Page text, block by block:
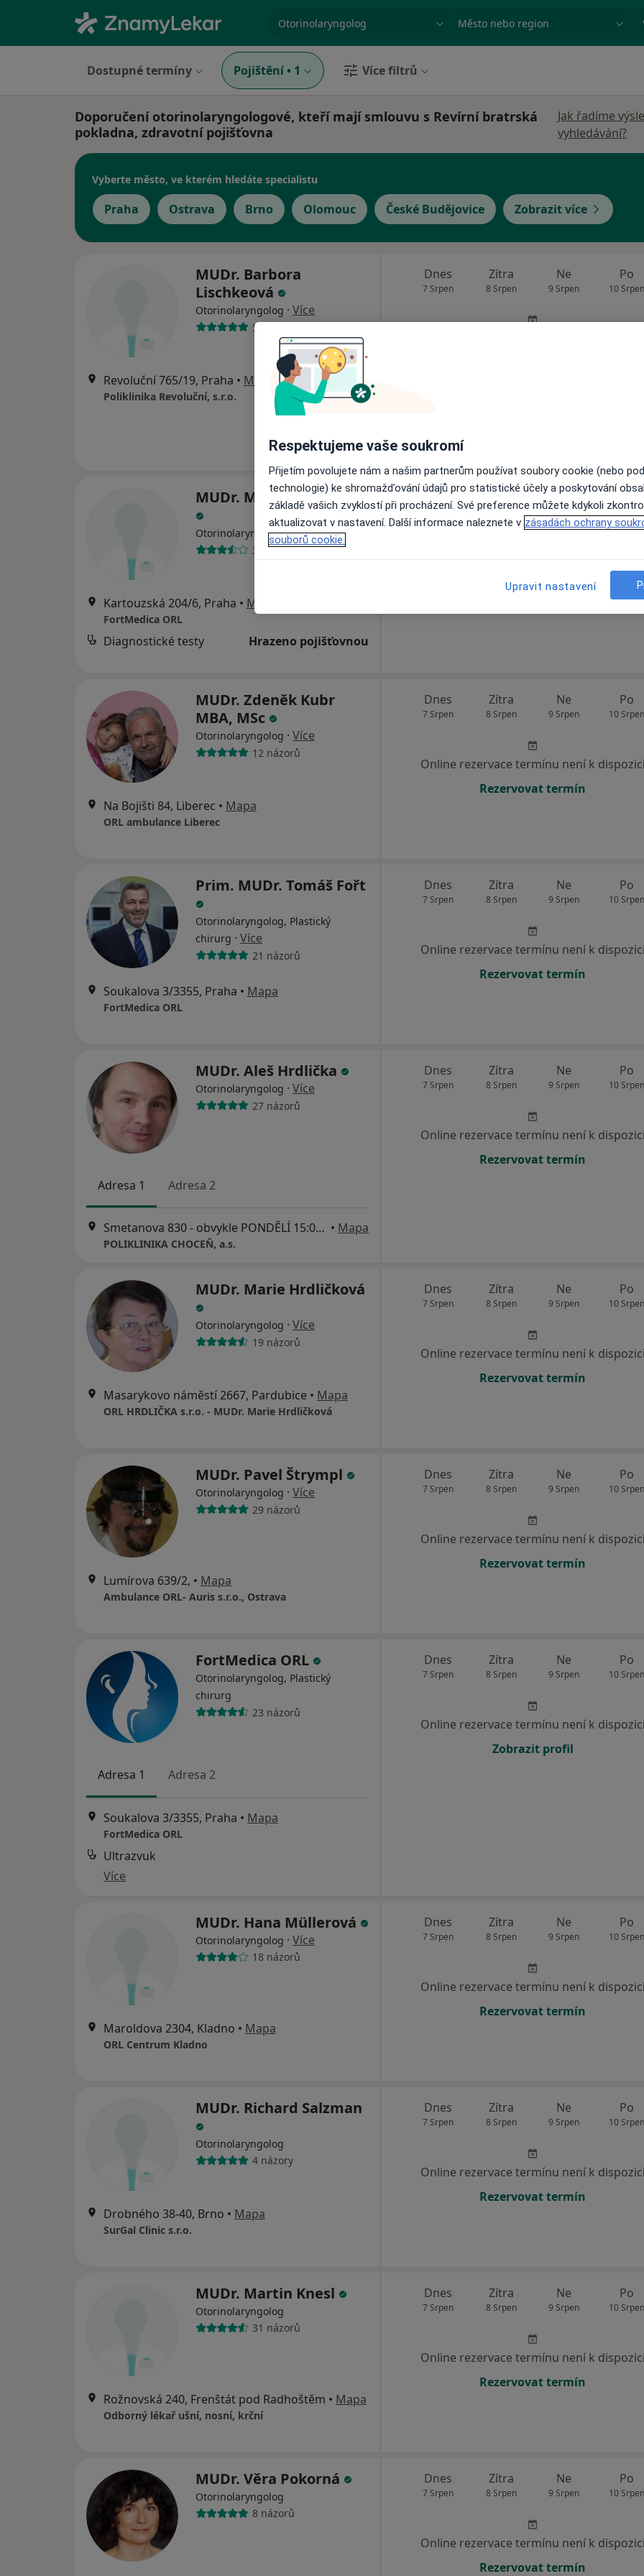
Město nebo region
Dostupné termíny Pojištění • 1 Více filtrů
Doporučení otorinolaryngologové, kteří mají smlouvu s Revírní bratrská
pokladna, zdravotní pojišťovna
Jak řadíme
vyhledávání?
Vyberte město, ve kterém hledáte specialistu
Praha Ostrava Brno Olomouc České Budějovice Zobrazit více
MUDr. Barbora
Lischkeová
Otorinolaryngolog · Více
521 názorů
Revoluční 765/19, Praha • Mapa
Poliklinika Revoluční, s.r.o.
Dnes
7 Srpen
Zítra
8 Srpen
Ne
9 Srpen
Po
10 Srpen
MUDr. Michaela Fialová
Otorinolaryngolog·Více
3 názory
Kartouzská 204/6, Praha • Mapa
FortMedica ORL
Diagnostické testy Hrazeno pojišťovnou
Dnes
7 Srpen
Zítra
8 Srpen
Ne
9 Srpen
Po
10
Rezervovat termín
MUDr. Zdeněk Kubr
MBA, MSc
Otorinolaryngolog · Více
12 názorů
Na Bojišti 84, Liberec • Mapa
ORL ambulance Liberec
Dnes
7 Srpen
Zítra
8 Srpen
Ne
9 Srpen
Po
10 Srpen
Online rezervace termínu není k dispozici
Rezervovat termín
Prim. MUDr. Tomáš Fořt
Otorinolaryngolog, Plastický
chirurg · Více
21 názorů
Soukalova 3/3355, Praha • Mapa
FortMedica ORL
Dnes
7 Srpen
Zítra
8 Srpen
Ne
9 Srpen
Po
10 Srpen
Online rezervace termínu není k dispozici
Rezervovat termín
MUDr. Aleš Hrdlička
Otorinolaryngolog · Více
27 názorů
Adresa 1 Adresa 2
Smetanova 830 - obvykle PONDĚLÍ 15:00-19:30, Choceň • Mapa
POLIKLINIKA CHOCEŇ, a.s.
Dnes
7 Srpen
Zítra
8 Srpen
Ne
9 Srpen
Po
10 Srpen
Online rezervace termínu není k dispozici
Rezervovat termín
MUDr. Marie Hrdličková
Otorinolaryngolog · Více
19 názorů
Masarykovo náměstí 2667, Pardubice • Mapa
ORL HRDLIČKA s.r.o. - MUDr. Marie Hrdličková
Dnes
7 Srpen
Zítra
8 Srpen
Ne
9 Srpen
Po
10 Srpen
Online rezervace termínu není k dispozici
Rezervovat termín
MUDr. Pavel Štrympl
Otorinolaryngolog · Více
29 názorů
Lumírova 639/2, • Mapa
Ambulance ORL- Auris s.r.o., Ostrava
Dnes
7 Srpen
Zítra
8 Srpen
Ne
9 Srpen
Po
10 Srpen
Online rezervace termínu není k dispozici
Rezervovat termín
FortMedica ORL
Otorinolaryngolog, Plastický
chirurg
23 názorů
Adresa 1 Adresa 2
Soukalova 3/3355, Praha • Mapa
FortMedica ORL
Ultrazvuk
Více
Dnes
7 Srpen
Zítra
8 Srpen
Ne
9 Srpen
Po
10 Srpen
Online rezervace termínu není k dispozici
Zobrazit profil
MUDr. Hana Müllerová
Otorinolaryngolog · Více
18 názorů
Maroldova 2304, Kladno • Mapa
ORL Centrum Kladno
Dnes
7 Srpen
Zítra
8 Srpen
Ne
9 Srpen
Po
10 Srpen
Online rezervace termínu není k dispozici
Rezervovat termín
MUDr. Richard Salzman
Otorinolaryngolog
4 názory
Drobného 38-40, Brno • Mapa
SurGal Clinic s.r.o.
Dnes
7 Srpen
Zítra
8 Srpen
Ne
9 Srpen
Po
10 Srpen
Online rezervace termínu není k dispozici
Rezervovat termín
MUDr. Martin Knesl
Otorinolaryngolog
31 názorů
Rožnovská 240, Frenštát pod Radhoštěm • Mapa
Odborný lékař ušní, nosní, krční
Dnes
7 Srpen
Zítra
8 Srpen
Ne
9 Srpen
Po
10 Srpen
Online rezervace termínu není k dispozici
Rezervovat termín
MUDr. Věra Pokorná
Otorinolaryngolog
8 názorů
Dnes
7 Srpen
Zítra
8 Srpen
Ne
9 Srpen
Po
10 Srpen
Online rezervace termínu není k dispozici
Rezervovat termín
Respektujeme vaše soukromí
Přijetím povolujete nám a našim partnerům používat soubory cookie (nebo
technologie) ke shromažďování údajů pro statistické účely a poskytování
základě vašich zvyklostí při procházení. Své preference můžete kdykoli
aktualizovat v nastavení. Další informace naleznete v zásadách ochrany
souborů cookie.
Upravit nastavení